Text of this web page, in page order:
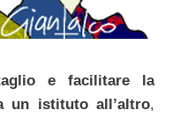
e facilitare la
un istituto all’altro,